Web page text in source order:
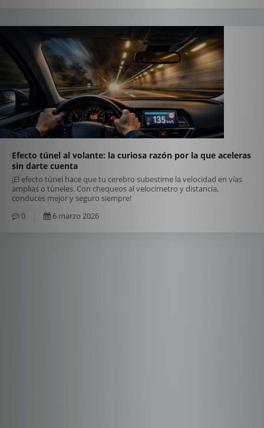
Efecto túnel al volante: la curiosa razón por la que aceleras
sin darte cuenta
¡El efecto túnel hace que tu cerebro subestime la velocidad en vías
amplias o túneles. Con chequeos al velocímetro y distancia,
conduces mejor y seguro siempre!
0
6 marzo 2026